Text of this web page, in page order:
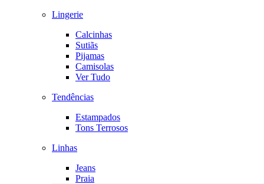
Lingerie
Calcinhas
Sutiãs
Pijamas
Camisolas
Ver Tudo
Tendências
Estampados
Tons Terrosos
Linhas
Jeans
Praia